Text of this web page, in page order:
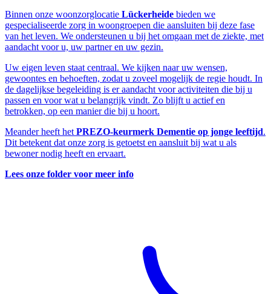
Binnen onze woonzorglocatie Lückerheide bieden we
gespecialiseerde zorg in woongroepen die aansluiten bij deze fase
van het leven. We ondersteunen u bij het omgaan met de ziekte, met
aandacht voor u, uw partner en uw gezin.
Uw eigen leven staat centraal. We kijken naar uw wensen,
gewoontes en behoeften, zodat u zoveel mogelijk de regie houdt. In
de dagelijkse begeleiding is er aandacht voor activiteiten die bij u
passen en voor wat u belangrijk vindt. Zo blijft u actief en
betrokken, op een manier die bij u hoort.
Meander heeft het PREZO-keurmerk Dementie op jonge leeftijd.
Dit betekent dat onze zorg is getoetst en aansluit bij wat u als
bewoner nodig heeft en ervaart.
Lees onze folder voor meer info